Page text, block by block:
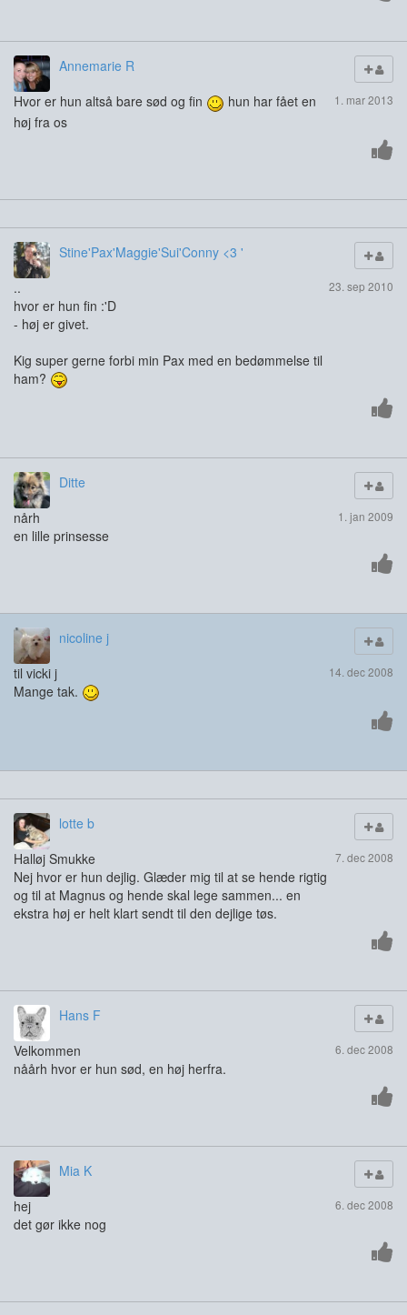
Annemarie R
1. mar 2013
Hvor er hun altså bare sød og fin
hun har fået en
høj fra os
Stine'Pax'Maggie'Sui'Conny <3 '
23. sep 2010
..
hvor er hun fin :'D
- høj er givet.
Kig super gerne forbi min Pax med en bedømmelse til
ham?
Ditte
1. jan 2009
nårh
en lille prinsesse
nicoline j
14. dec 2008
til vicki j
Mange tak.
lotte b
7. dec 2008
Halløj Smukke
Nej hvor er hun dejlig. Glæder mig til at se hende rigtig
og til at Magnus og hende skal lege sammen... en
ekstra høj er helt klart sendt til den dejlige tøs.
Hans F
6. dec 2008
Velkommen
nåårh hvor er hun sød, en høj herfra.
Mia K
6. dec 2008
hej
det gør ikke nog